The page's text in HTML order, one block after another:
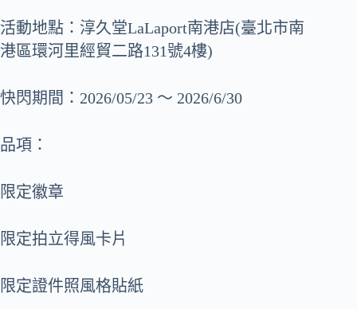
活動地點：淳久堂LaLaport南港店(臺北市南
港區環河里經貿二路131號4樓)
快閃期間：2026/05/23 ～ 2026/6/30
品項：
限定徽章
限定拍立得風卡片
限定證件照風格貼紙